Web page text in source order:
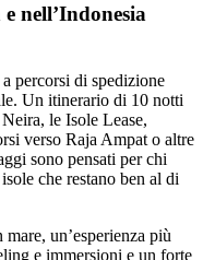
nell’Indonesia
percorsi di spedizione
Un itinerario di 10 notti
le Isole Lease,
verso Raja Ampat o altre
sono pensati per chi
che restano ben al di
un’esperienza più
e immersioni e un forte